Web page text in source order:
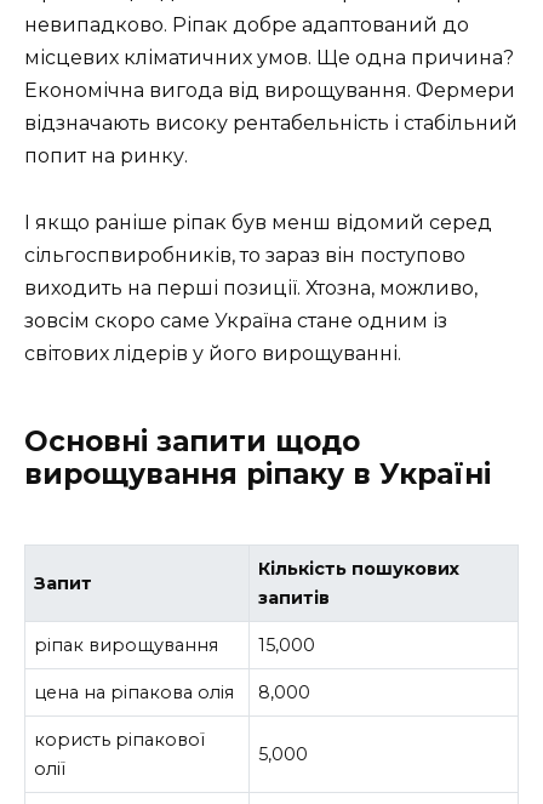
невипадково. Ріпак добре адаптований до
місцевих кліматичних умов. Ще одна причина?
Економічна вигода від вирощування. Фермери
відзначають високу рентабельність і стабільний
попит на ринку.
І якщо раніше ріпак був менш відомий серед
сільгоспвиробників, то зараз він поступово
виходить на перші позиції. Хтозна, можливо,
зовсім скоро саме Україна стане одним із
світових лідерів у його вирощуванні.
Основні запити щодо
вирощування ріпаку в Україні
Запит
Кількість пошукових
запитів
ріпак вирощування 15,000
цена на ріпакова олія 8,000
користь ріпакової
олії
5,000